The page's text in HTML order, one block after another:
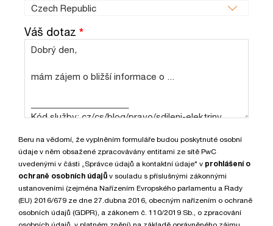
Váš dotaz *
Beru na vědomí, že vyplněním formuláře budou poskytnuté osobní
údaje v něm obsažené zpracovávány entitami ze sítě PwC
uvedenými v části „Správce údajů a kontaktní údaje" v prohlášení o
ochraně osobních údajů v souladu s příslušnými zákonnými
ustanoveními (zejména Nařízením Evropského parlamentu a Rady
(EU) 2016/679 ze dne 27.dubna 2016, obecným nařízením o ochraně
osobních údajů (GDPR), a zákonem č. 110/2019 Sb., o zpracování